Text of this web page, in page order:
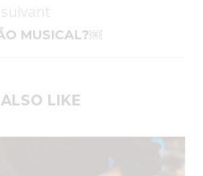
MUSICAL?￼
LIKE